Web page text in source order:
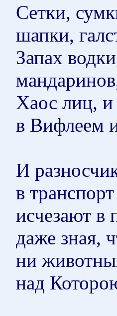
Сетки,
шапки,
Запах
Хаос лиц,
в Вифлеем
И
в
исчезают в
даже зная,
ни
над